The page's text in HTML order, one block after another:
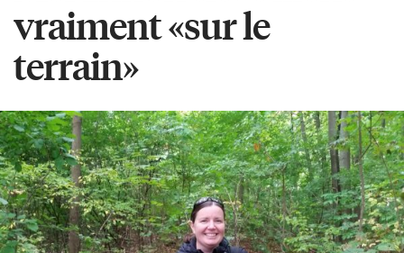
vraiment «sur le
terrain»